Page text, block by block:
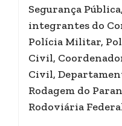
Segurança
integrantes do
Polícia Militar,
Civil,
Civil,
Rodagem do
Rodoviária